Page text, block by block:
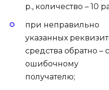
р., количество – 10
при неправильно
указанных
средства обратно –
ошибочному
получателю;